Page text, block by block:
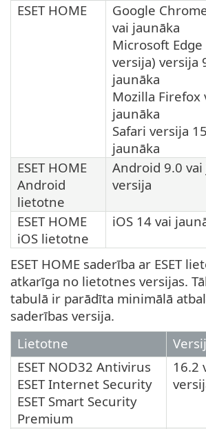
ESET HOME
Google
vai jaunāka
Microsoft
versija) versija
jaunāka
Mozilla Firefox
jaunāka
Safari versija
jaunāka
ESET HOME
Android
lietotne
Android 9.0
versija
ESET HOME
iOS lietotne
iOS 14 vai
ESET HOME saderība ar ESET
atkarīga no lietotnes versijas.
tabulā ir parādīta minimālā
saderības versija.
Lietotne
ESET NOD32 Antivirus
ESET Internet Security
ESET Smart Security
Premium
16.2